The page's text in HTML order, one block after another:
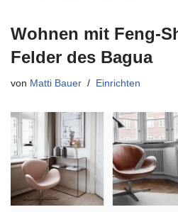
Wohnen mit Feng-
Felder des Bagua
von Matti Bauer Einrichten